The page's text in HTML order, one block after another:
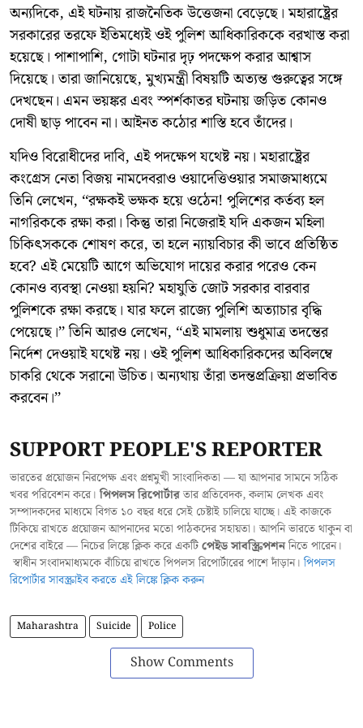
অন্যদিকে, এই ঘটনায় রাজনৈতিক উত্তেজনা বেড়েছে। মহারাষ্ট্রের
সরকারের তরফে ইতিমধ্যেই ওই পুলিশ আধিকারিককে বরখাস্ত করা
হয়েছে। পাশাপাশি, গোটা ঘটনার দৃঢ় পদক্ষেপ করার আশ্বাস
দিয়েছে। তারা জানিয়েছে, মুখ্যমন্ত্রী বিষয়টি অত্যন্ত গুরুত্বের সঙ্গে
দেখছেন। এমন ভয়ঙ্কর এবং স্পর্শকাতর ঘটনায় জড়িত কোনও
দোষী ছাড় পাবেন না। আইনত কঠোর শাস্তি হবে তাঁদের।
যদিও বিরোধীদের দাবি, এই পদক্ষেপ যথেষ্ট নয়। মহারাষ্ট্রের
কংগ্রেস নেতা বিজয় নামদেবরাও ওয়াদেত্তিওয়ার সমাজমাধ্যমে
তিনি লেখেন, ‘‘রক্ষকই ভক্ষক হয়ে ওঠেন! পুলিশের কর্তব্য হল
নাগরিককে রক্ষা করা। কিন্তু তারা নিজেরাই যদি একজন মহিলা
চিকিৎসককে শোষণ করে, তা হলে ন্যায়বিচার কী ভাবে প্রতিষ্ঠিত
হবে? এই মেয়েটি আগে অভিযোগ দায়ের করার পরেও কেন
কোনও ব্যবস্থা নেওয়া হয়নি? মহাযুতি জোট সরকার বারবার
পুলিশকে রক্ষা করছে। যার ফলে রাজ্যে পুলিশি অত্যাচার বৃদ্ধি
পেয়েছে।’’ তিনি আরও লেখেন, ‘‘এই মামলায় শুধুমাত্র তদন্তের
নির্দেশ দেওয়াই যথেষ্ট নয়। ওই পুলিশ আধিকারিকদের অবিলম্বে
চাকরি থেকে সরানো উচিত। অন্যথায় তাঁরা তদন্তপ্রক্রিয়া প্রভাবিত
করবেন।’’
SUPPORT PEOPLE'S REPORTER
ভারতের প্রয়োজন নিরপেক্ষ এবং প্রশ্নমুখী সাংবাদিকতা — যা আপনার সামনে সঠিক
খবর পরিবেশন করে।পিপলস রিপোর্টারতার প্রতিবেদক, কলাম লেখক এবং
সম্পাদকদের মাধ্যমে বিগত ১০ বছর ধরে সেই চেষ্টাই চালিয়ে যাচ্ছে। এই কাজকে
টিকিয়ে রাখতে প্রয়োজন আপনাদের মতো পাঠকদের সহায়তা। আপনি ভারতে থাকুন বা
দেশের বাইরে — নিচের লিঙ্কে ক্লিক করে একটিপেইড সাবস্ক্রিপশননিতে পারেন।
স্বাধীন সংবাদমাধ্যমকে বাঁচিয়ে রাখতে পিপলস রিপোর্টারের পাশে দাঁড়ান।পিপলস
রিপোর্টার সাবস্ক্রাইব করতে এই লিঙ্কে ক্লিক করুন
Maharashtra Suicide Police
Show Comments